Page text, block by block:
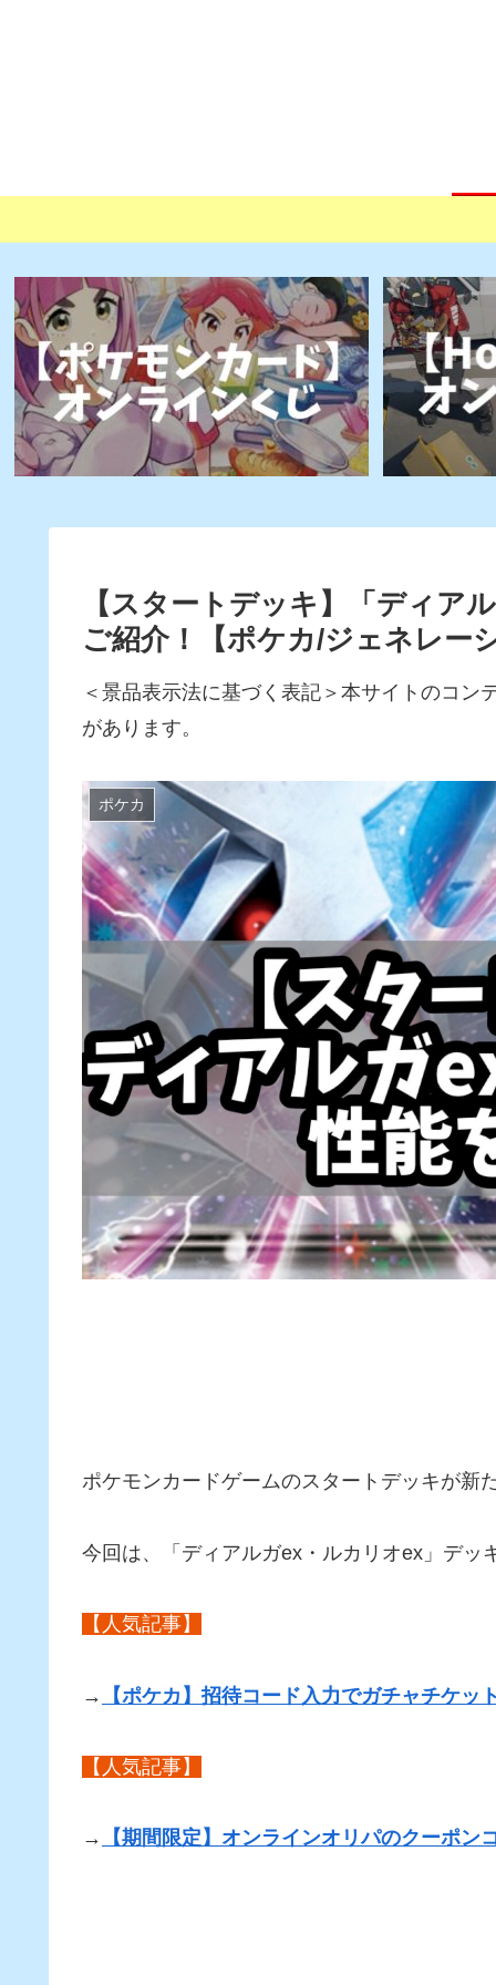
【スタートデッキ】「ディア
ご紹介！【ポケカ/ジェネレー
＜景品表示法に基づく表記＞本サイトのコ
があります。
ポケカ
ポケモンカードゲームのスタートデッキが新
今回は、「ディアルガex・ルカリオex」デッ
【人気記事】
→ 【ポケカ】招待コード入力でガチャチケ
【人気記事】
→ 【期間限定】オンラインオリパのクーポン